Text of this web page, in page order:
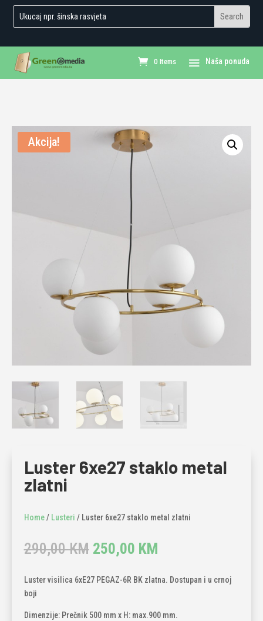
0 Items
Akcija!
Luster 6xe27 staklo metal
zlatni
Home/ Lusteri / Luster 6xe27 staklo metal zlatni
290,00KM Original
price
was:
290,00 KM.
250,00 KM
is:
250,00 KM.
Luster visilica 6xE27 PEGAZ-6R BK zlatna. Dostupan i u crnoj
boji
Dimenzije: Prečnik 500 mm x H: max.900 mm.